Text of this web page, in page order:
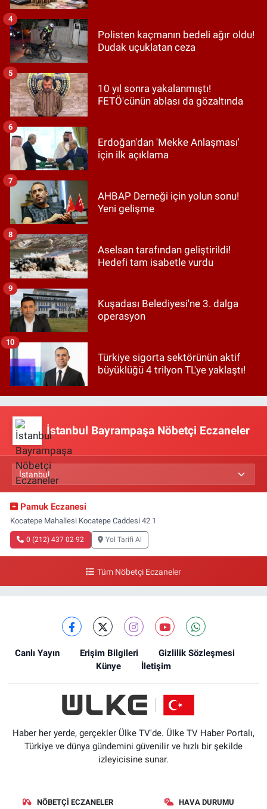
Polisten kaçmanın bedeli ağır oldu!
Dudak uçuklatan ceza
4
10 yıl sonra yakalanmıştı!
FETÖ'cünün ablası da gözaltında
5
Erdoğan'dan 'Mekke Anlaşması'
için ilk açıklama
6
AHBAP Derneği için yolun sonu!
Yeni gelişme
7
Aselsan tarafından geliştirildi!
Hedefi tam isabetle vurdu
8
Kuşadası Belediyesi'ne 3. dalga
operasyon
9
Türkiye sigorta sektörünün aktif
büyüklüğü 4 trilyon TL'ye yaklaştı!
10
İstanbul Bayrampaşa Nöbetçi Eczaneler
Pamuk Eczanesi
Kocatepe Mahallesi Kocatepe Caddesi 42 1
0 (212) 437 02 92 Yol Tarifi Al
Tüm Nöbetçi Eczaneler
Canlı Yayın Erişim Bilgileri
Gizlilik Sözleşmesi
Künye
İletişim
Haber her yerde, gerçekler Ülke TV'de. Ülke TV Haber Portalı,
Türkiye ve dünya gündemini güvenilir ve hızlı bir şekilde
izleyicisine sunar.
NÖBETÇI ECZANELER HAVA DURUMU